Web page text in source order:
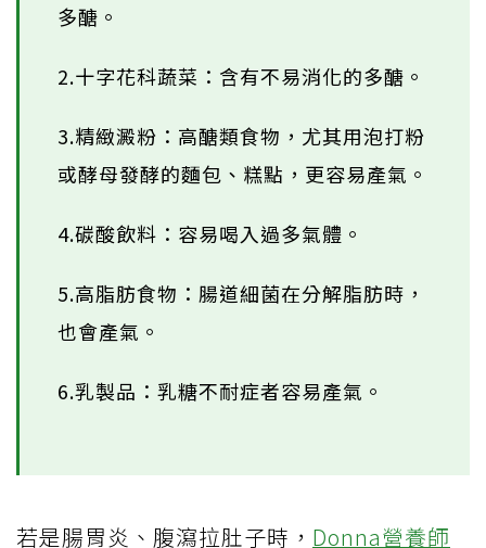
多醣。
2.十字花科蔬菜：含有不易消化的多醣。
3.精緻澱粉：高醣類食物，尤其用泡打粉
或酵母發酵的麵包、糕點，更容易產氣。
4.碳酸飲料：容易喝入過多氣體。
5.高脂肪食物：腸道細菌在分解脂肪時，
也會產氣。
6.乳製品：乳糖不耐症者容易產氣。
若是腸胃炎、腹瀉拉肚子時， Donna營養師